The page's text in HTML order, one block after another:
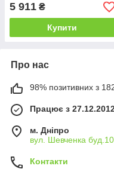
5 911 ₴
Купити
Про нас
98% позитивних з 182
Працює з
м. Дніпро
вул. Шевченка
Контакти